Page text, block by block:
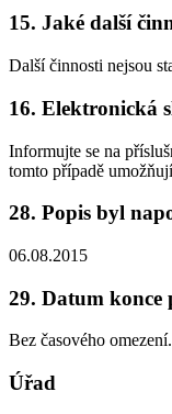
15. Jaké další
Další činnosti nejsou
16. Elektronická
Informujte se na
tomto případě
28. Popis byl
06.08.2015
29. Datum konce
Bez časového omezení.
Úřad